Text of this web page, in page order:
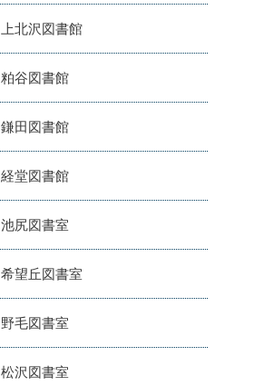
上北沢図書館
粕谷図書館
鎌田図書館
経堂図書館
池尻図書室
希望丘図書室
野毛図書室
松沢図書室